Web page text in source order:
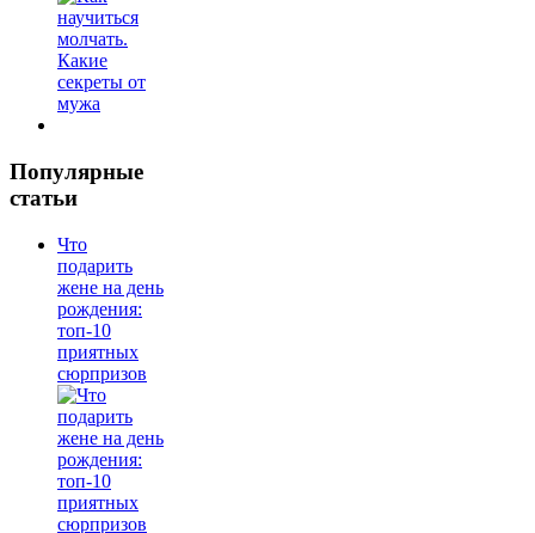
Популярные
статьи
Что
подарить
жене на день
рождения:
топ-10
приятных
сюрпризов